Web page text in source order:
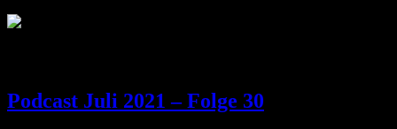
Podcast Juli 2021 – Folge 30